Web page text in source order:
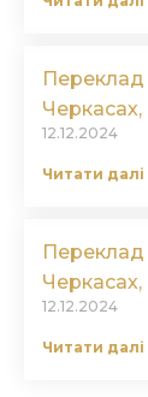
Переклад
Черкасах,
12.12.2024
Читати далі
Переклад
Черкасах,
12.12.2024
Читати далі